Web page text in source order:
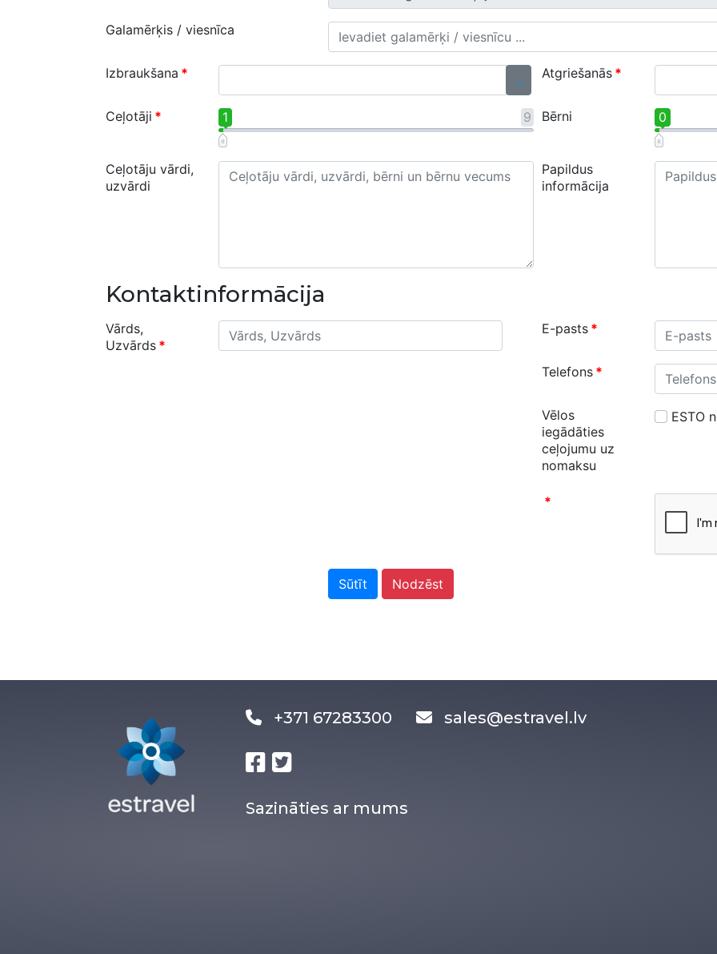
Galamērķis / viesnīca
Izbraukšana * ... Atgriešanās *
Ceļotāji * 9
1 Bērni 0
Ceļotāju vārdi,
uzvārdi
Papildus
informācija
Kontaktinformācija
Vārds,
Uzvārds *
E-pasts *
Telefons *
Vēlos
iegādāties
ceļojumu uz
nomaksu
ESTO
*
Sūtīt Nodzēst
+371 67283300 sales@estravel.lv
Sazināties ar mums